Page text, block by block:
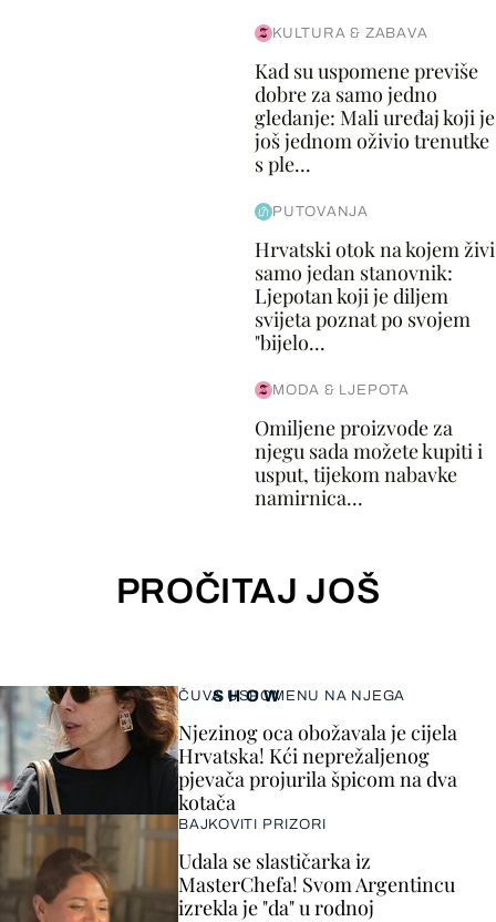
KULTURA & ZABAVA
Kad su uspomene previše
dobre za samo jedno
gledanje: Mali uređaj koji je
još jednom oživio trenutke
s ple...
PUTOVANJA
Hrvatski otok na kojem živi
samo jedan stanovnik:
Ljepotan koji je diljem
svijeta poznat po svojem
"bijelo...
MODA & LJEPOTA
Omiljene proizvode za
njegu sada možete kupiti i
usput, tijekom nabavke
namirnica...
PROČITAJ JOŠ
SHOW
ČUVA USPOMENU NA NJEGA
Njezinog oca obožavala je cijela
Hrvatska! Kći neprežaljenog
pjevača projurila špicom na dva
kotača
BAJKOVITI PRIZORI
Udala se slastičarka iz
MasterChefa! Svom Argentincu
izrekla je "da" u rodnoj